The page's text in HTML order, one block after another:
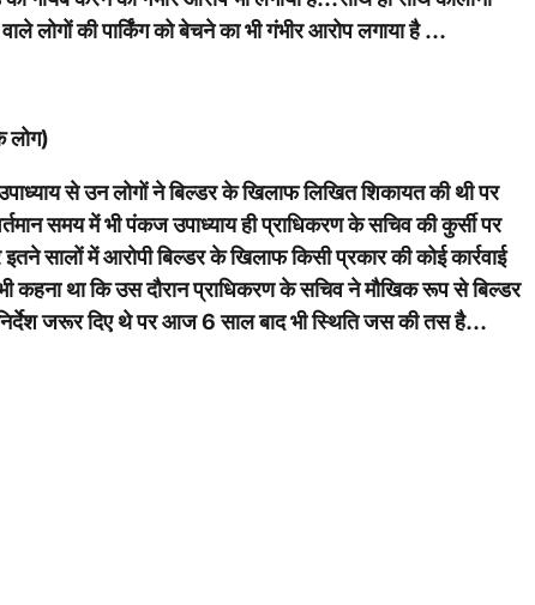
लोगों की पार्किंग को बेचने का भी गंभीर आरोप लगाया है …
लोग)
से उन लोगों ने बिल्डर के खिलाफ लिखित शिकायत की थी पर
समय में भी पंकज उपाध्याय ही प्राधिकरण के सचिव की कुर्सी पर
सालों में आरोपी बिल्डर के खिलाफ किसी प्रकार की कोई कार्रवाई
भी कहना था कि उस दौरान प्राधिकरण के सचिव ने मौखिक रूप से बिल्डर
जरूर दिए थे पर आज 6 साल बाद भी स्थिति जस की तस है…